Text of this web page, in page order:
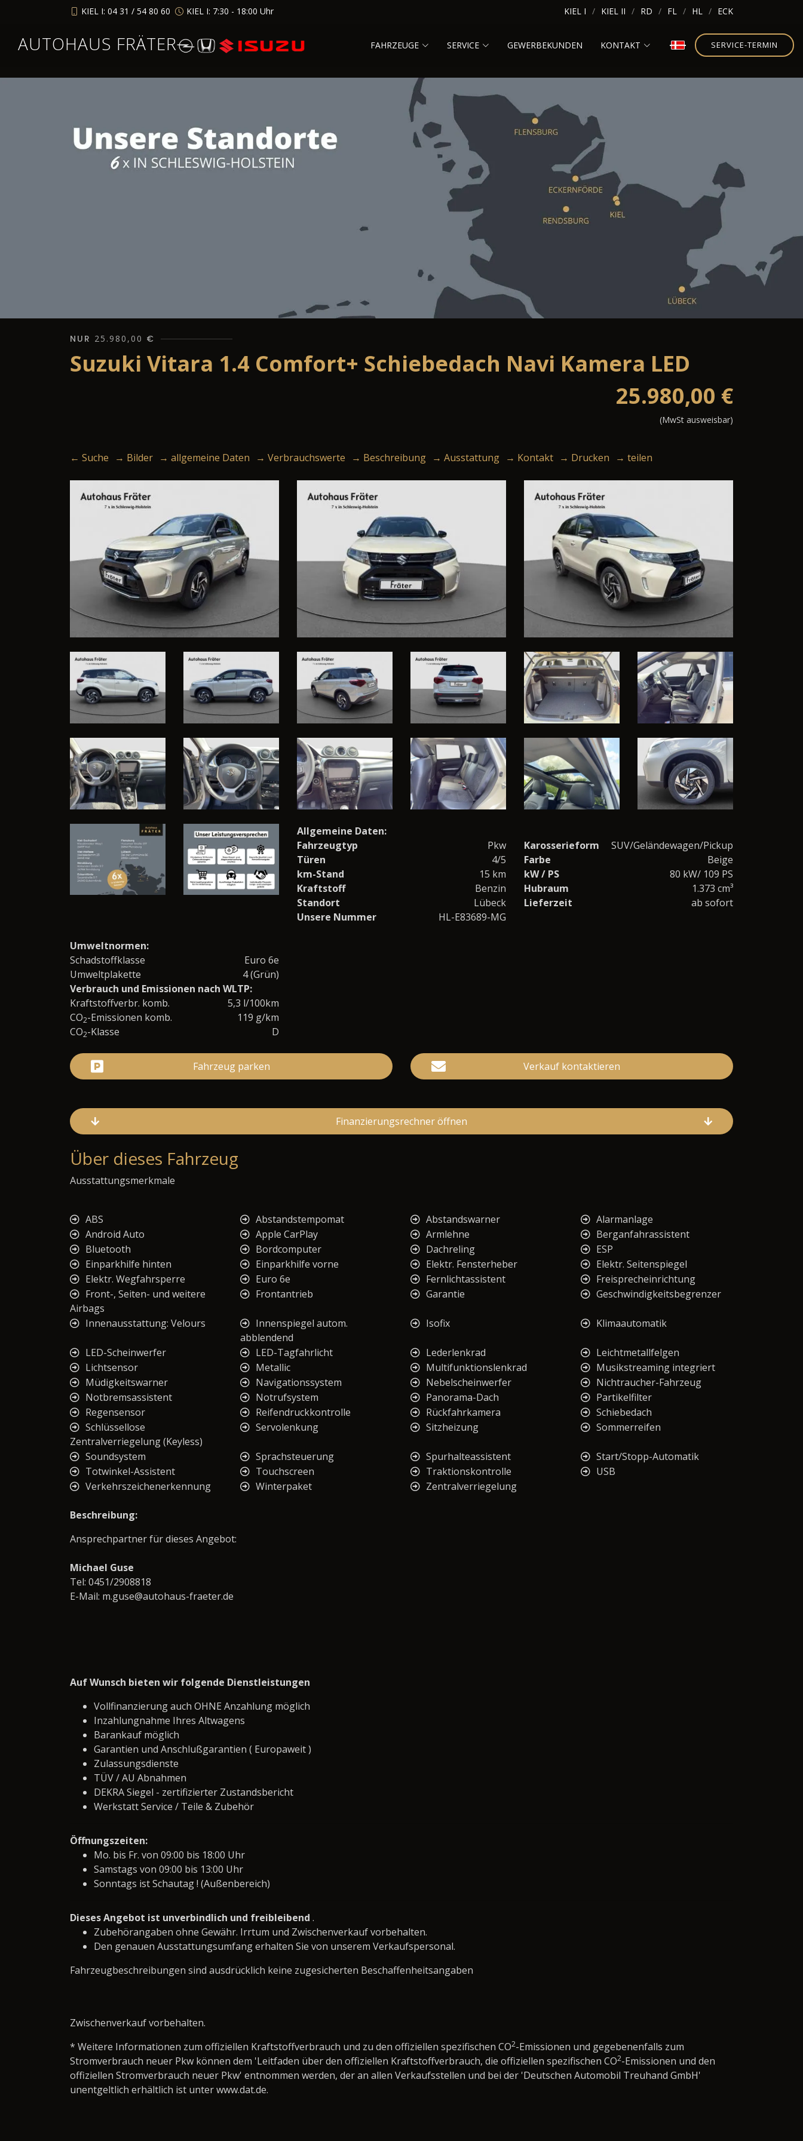
KIEL I: 04 31 / 54 80 60 KIEL I: 7:30 - 18:00 Uhr KIEL I KIEL II RD FL HL ECK
AUTOHAUS FRÄTER FAHRZEUGE SERVICE GEWERBEKUNDEN KONTAKT SERVICE-TERMIN
NUR 25.980,00 €
Suzuki Vitara 1.4 Comfort+ Schiebedach Navi Kamera LED
25.980,00 €
(MwSt ausweisbar)
← Suche → Bilder → allgemeine Daten → Verbrauchswerte → Beschreibung → Ausstattung → Kontakt → Drucken → teilen
Allgemeine Daten:
Fahrzeugtyp
Pkw Karosserieform
SUV/Geländewagen/Pickup
Türen
4/5 Farbe
Beige
km-Stand
15 km kW / PS
80 kW/ 109 PS
Kraftstoff
Benzin Hubraum
1.373 cm³
Standort
Lübeck Lieferzeit
ab sofort
Unsere Nummer
HL-E83689-MG
Umweltnormen:
Schadstoffklasse
Euro 6e
Umweltplakette
4 (Grün)
Verbrauch und Emissionen nach WLTP:
Kraftstoffverbr. komb.
5,3 l/100km
CO2-Emissionen komb.
119 g/km
CO2-Klasse D
Fahrzeug parken Verkauf kontaktieren
Finanzierungsrechner öffnen
Über dieses Fahrzeug
Ausstattungsmerkmale
ABS Abstandstempomat Abstandswarner
Alarmanlage
Android Auto
Apple CarPlay Armlehne
Berganfahrassistent
Bluetooth
Bordcomputer Dachreling
ESP
Einparkhilfe hinten
Einparkhilfe vorne Elektr. Fensterheber
Elektr. Seitenspiegel
Elektr. Wegfahrsperre
Euro 6e Fernlichtassistent
Freisprecheinrichtung
Front-, Seiten- und weitere
Airbags
Frontantrieb Garantie Geschwindigkeitsbegrenzer
Innenausstattung: Velours
Innenspiegel autom.
abblendend
Isofix Klimaautomatik
LED-Scheinwerfer LED-Tagfahrlicht Lederlenkrad
Leichtmetallfelgen
Lichtsensor
Metallic Multifunktionslenkrad
Musikstreaming integriert
Müdigkeitswarner
Navigationssystem Nebelscheinwerfer
Nichtraucher-Fahrzeug
Notbremsassistent
Notrufsystem Panorama-Dach
Partikelfilter
Regensensor
Reifendruckkontrolle Rückfahrkamera
Schiebedach
Schlüssellose
Zentralverriegelung (Keyless)
Servolenkung Sitzheizung Sommerreifen
Soundsystem Sprachsteuerung Spurhalteassistent
Start/Stopp-Automatik
Totwinkel-Assistent
Touchscreen Traktionskontrolle
USB
Verkehrszeichenerkennung
Winterpaket Zentralverriegelung
Beschreibung:
Ansprechpartner für dieses Angebot:
Michael Guse
Tel: 0451/2908818
E-Mail: m.guse@autohaus-fraeter.de
Auf Wunsch bieten wir folgende Dienstleistungen
Vollfinanzierung auch OHNE Anzahlung möglich
Inzahlungnahme Ihres Altwagens
Barankauf möglich
Garantien und Anschlußgarantien ( Europaweit )
Zulassungsdienste
TÜV / AU Abnahmen
DEKRA Siegel - zertifizierter Zustandsbericht
Werkstatt Service / Teile & Zubehör
Öffnungszeiten:
Mo. bis Fr. von 09:00 bis 18:00 Uhr
Samstags von 09:00 bis 13:00 Uhr
Sonntags ist Schautag ! (Außenbereich)
Dieses Angebot ist unverbindlich und freibleibend .
Zubehörangaben ohne Gewähr. Irrtum und Zwischenverkauf vorbehalten.
Den genauen Ausstattungsumfang erhalten Sie von unserem Verkaufspersonal.
Fahrzeugbeschreibungen sind ausdrücklich keine zugesicherten Beschaffenheitsangaben
Zwischenverkauf vorbehalten.
* Weitere Informationen zum offiziellen Kraftstoffverbrauch und zu den offiziellen spezifischen CO2-Emissionen und gegebenenfalls zum
Stromverbrauch neuer Pkw können dem 'Leitfaden über den offiziellen Kraftstoffverbrauch, die offiziellen spezifischen CO2-Emissionen und den
offiziellen Stromverbrauch neuer Pkw' entnommen werden, der an allen Verkaufsstellen und bei der 'Deutschen Automobil Treuhand GmbH'
unentgeltlich erhältlich ist unter www.dat.de.